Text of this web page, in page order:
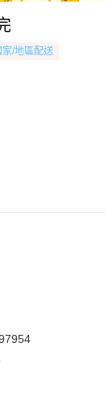
家/地區配送
】
商品之後才付款」的
不需綁卡、不需儲值。
簡訊認證，即可結帳。